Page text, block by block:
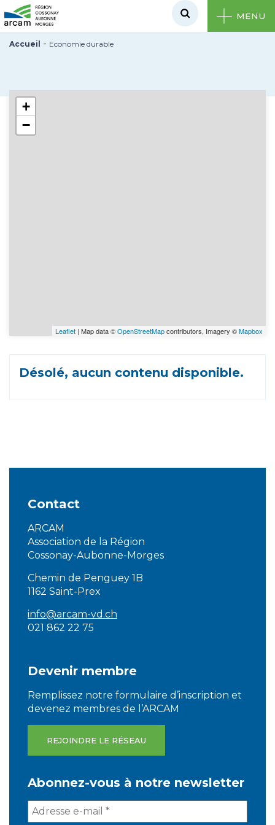
MENU
Accueil - Economie durable
+
−
Leaflet | Map data ©OpenStreetMapcontributors, Imagery ©Mapbox
Désolé, aucun contenu disponible.
Contact
ARCAM
Association de la Région
Cossonay-Aubonne-Morges
Chemin de Penguey 1B
1162 Saint-Prex
info@arcam-vd.ch
021 862 22 75
Devenir membre
Remplissez notre formulaire d’inscription et
devenez membres de l’ARCAM
REJOINDRE LE RÉSEAU
Abonnez-vous à notre newsletter